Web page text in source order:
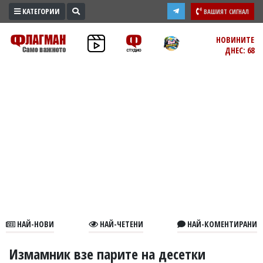
ПРОМО
ЗОНА
В
КАТЕГОРИИ ВАШИЯТ СИГНАЛ
НОВИНИТЕ
ДНЕС: 68
НАЙ-НОВИ НАЙ-ЧЕТЕНИ НАЙ-КОМЕНТИРАНИ
Измамник взе парите на десетки